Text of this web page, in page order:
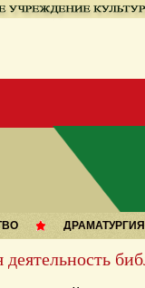
ДРАМАТУРГИЯ
деятельность